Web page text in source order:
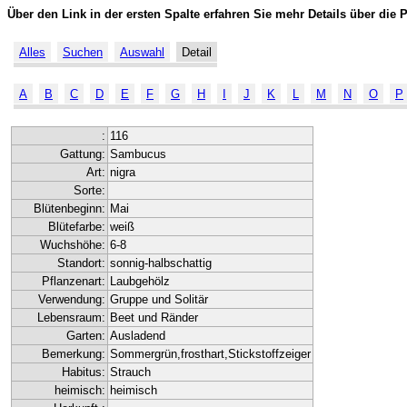
Über den Link in der ersten Spalte erfahren Sie mehr Details über die
Alles Suchen Auswahl Detail
A B C D E F G H J K L M N O P
: 116
Gattung: Sambucus
Art: nigra
Sorte:
Blütenbeginn: Mai
Blütefarbe: weiß
Wuchshöhe: 6-8
Standort: sonnig-halbschattig
Pflanzenart: Laubgehölz
Verwendung: Gruppe und Solitär
Lebensraum: Beet und Ränder
Garten: Ausladend
Bemerkung: Sommergrün,frosthart,Stickstoffzeiger
Habitus: Strauch
heimisch: heimisch